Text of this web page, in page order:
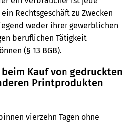
Rechtsgeschäft zu Zwecken
weder ihrer gewerblichen
beruflichen Tätigkeit
(§ 13 BGB).
Kauf von gedruckten
Printprodukten
vierzehn Tagen ohne